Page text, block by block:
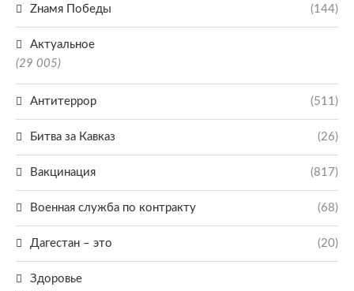
Zнамя Победы (144)
Актуальное
(29 005)
Антитеррор (511)
Битва за Кавказ (26)
Вакцинация (817)
Военная служба по контракту (68)
Дагестан – это (20)
Здоровье